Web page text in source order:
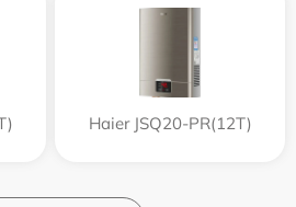
Haier JSQ20-PR(12T)